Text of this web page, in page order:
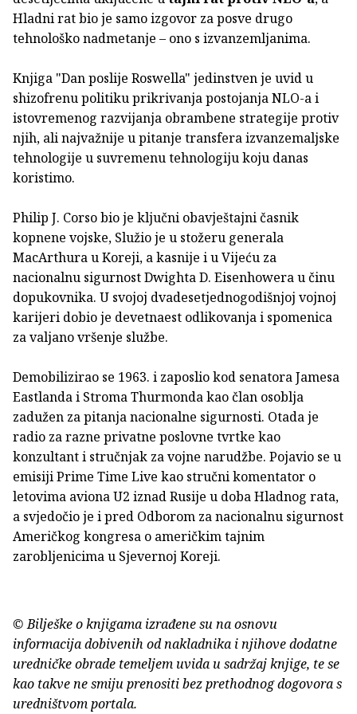
Hladni rat bio je samo izgovor za posve drugo
tehnološko nadmetanje – ono s izvanzemljanima.
Knjiga "Dan poslije Roswella" jedinstven je uvid u
shizofrenu politiku prikrivanja postojanja NLO-a i
istovremenog razvijanja obrambene strategije protiv
njih, ali najvažnije u pitanje transfera izvanzemaljske
tehnologije u suvremenu tehnologiju koju danas
koristimo.
Philip J. Corso bio je ključni obavještajni časnik
kopnene vojske, Služio je u stožeru generala
MacArthura u Koreji, a kasnije i u Vijeću za
nacionalnu sigurnost Dwighta D. Eisenhowera u činu
dopukovnika. U svojoj dvadesetjednogodišnjoj vojnoj
karijeri dobio je devetnaest odlikovanja i spomenica
za valjano vršenje službe.
Demobilizirao se 1963. i zaposlio kod senatora Jamesa
Eastlanda i Stroma Thurmonda kao član osoblja
zadužen za pitanja nacionalne sigurnosti. Otada je
radio za razne privatne poslovne tvrtke kao
konzultant i stručnjak za vojne narudžbe. Pojavio se u
emisiji Prime Time Live kao stručni komentator o
letovima aviona U2 iznad Rusije u doba Hladnog rata,
a svjedočio je i pred Odborom za nacionalnu sigurnost
Američkog kongresa o američkim tajnim
zarobljenicima u Sjevernoj Koreji.
© Bilješke o knjigama izrađene su na osnovu
informacija dobivenih od nakladnika i njihove dodatne
uredničke obrade temeljem uvida u sadržaj knjige, te se
kao takve ne smiju prenositi bez prethodnog dogovora s
uredništvom portala.